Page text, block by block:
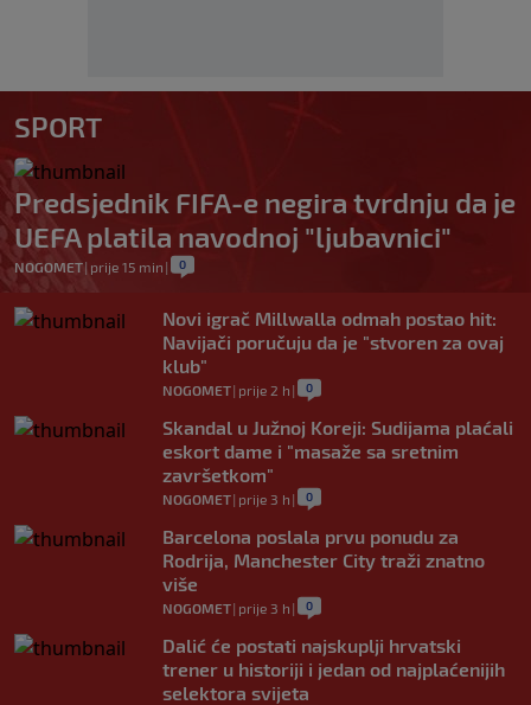
SPORT
Predsjednik FIFA-e negira tvrdnju da je
UEFA platila navodnoj "ljubavnici"
NOGOMET| prije 15 min | 0
Novi igrač Millwalla odmah postao hit:
Navijači poručuju da je "stvoren za ovaj
klub"
NOGOMET| prije 2 h | 0
Skandal u Južnoj Koreji: Sudijama plaćali
eskort dame i "masaže sa sretnim
završetkom"
NOGOMET| prije 3 h | 0
Barcelona poslala prvu ponudu za
Rodrija, Manchester City traži znatno
više
NOGOMET| prije 3 h | 0
Dalić će postati najskuplji hrvatski
trener u historiji i jedan od najplaćenijih
selektora svijeta